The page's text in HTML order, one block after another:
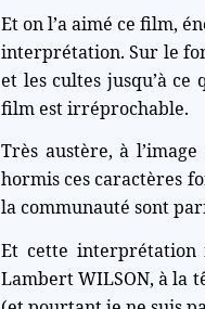
Et on l’a aimé ce film,
interprétation. Sur le
et les cultes jusqu’à
film est irréprochable.
Très austère, à
hormis ces caractères
la communauté sont
Et cette interprétation
Lambert WILSON, à la